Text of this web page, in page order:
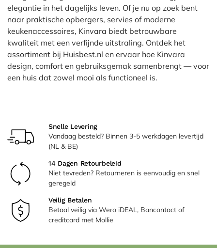
elegantie in het dagelijks leven. Of je nu op zoek bent
naar praktische opbergers, servies of moderne
keukenaccessoires, Kinvara biedt betrouwbare
kwaliteit met een verfijnde uitstraling. Ontdek het
assortiment bij Huisbest.nl en ervaar hoe Kinvara
design, comfort en gebruiksgemak samenbrengt — voor
een huis dat zowel mooi als functioneel is.
Snelle Levering
Vandaag besteld? Binnen 3-5 werkdagen levertijd
(NL & BE)
14 Dagen Retourbeleid
Niet tevreden? Retourneren is eenvoudig en snel
geregeld
Veilig Betalen
Betaal veilig via Wero iDEAL, Bancontact of
creditcard met Mollie